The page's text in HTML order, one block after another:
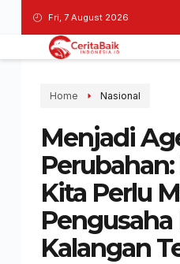
Fri, 7 August 2026
Home Nasional
Menjadi
Kita Perlu
Pengusaha
Kalangan